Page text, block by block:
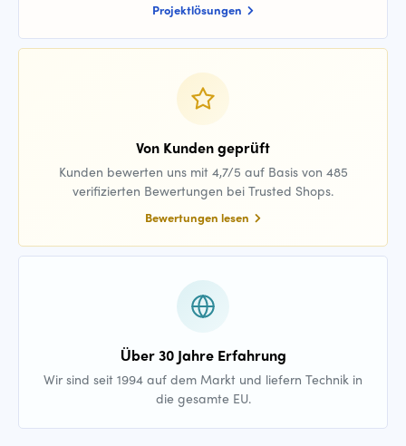
Projektlösungen
Von Kunden geprüft
Kunden bewerten uns mit 4,7/5 auf Basis von 485
verifizierten Bewertungen bei Trusted Shops.
Bewertungen lesen
Über 30 Jahre Erfahrung
Wir sind seit 1994 auf dem Markt und liefern Technik in
die gesamte EU.